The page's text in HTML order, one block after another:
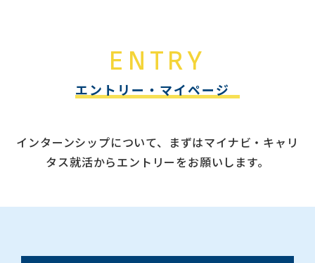
ENTRY
エントリー・マイページ
インターンシップについて、まずはマイナビ・キャリ
タス就活からエントリーをお願いします。